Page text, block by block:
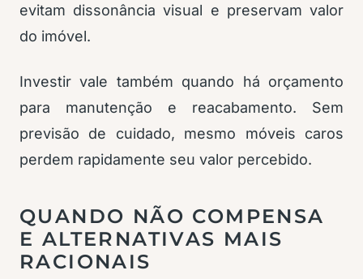
evitam dissonância visual e preservam valor
do imóvel.
Investir vale também quando há orçamento
para manutenção e reacabamento. Sem
previsão de cuidado, mesmo móveis caros
perdem rapidamente seu valor percebido.
QUANDO NÃO COMPENSA
E ALTERNATIVAS MAIS
RACIONAIS